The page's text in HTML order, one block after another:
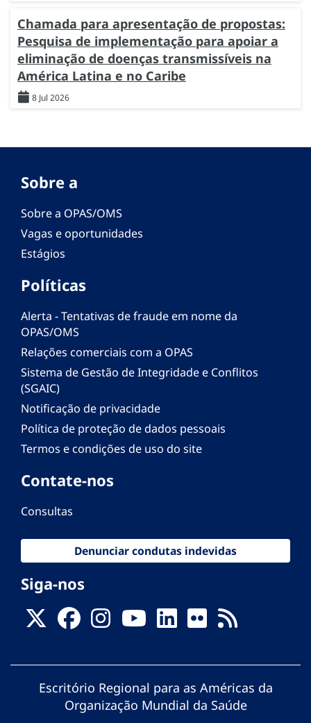
Chamada para apresentação de propostas:
Pesquisa de implementação para apoiar a
eliminação de doenças transmissíveis na
América Latina e no Caribe
8 Jul 2026
Sobre a
Sobre a OPAS/OMS
Vagas e oportunidades
Estágios
Políticas
Alerta - Tentativas de fraude em nome da
OPAS/OMS
Relações comerciais com a OPAS
Sistema de Gestão de Integridade e Conflitos
(SGAIC)
Notificação de privacidade
Política de proteção de dados pessoais
Termos e condições de uso do site
Contate-nos
Consultas
Denunciar condutas indevidas
Siga-nos
Escritório Regional para as Américas da
Organização Mundial da Saúde